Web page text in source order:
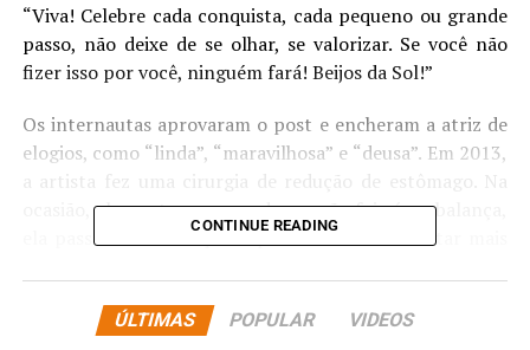
“Viva! Celebre cada conquista, cada pequeno ou grande
passo, não deixe de se olhar, se valorizar. Se você não
fizer isso por você, ninguém fará! Beijos da Sol!”
Os internautas aprovaram o post e encheram a atriz de
elogios, como “linda”, “maravilhosa” e “deusa”. Em 2013,
a artista fez uma cirurgia de redução de estômago. Na
ocasião, ela conta que a mudança não foi só na balança,
ela passou dos 116 quilos para 79. Além de estar mais
CONTINUE READING
ÚLTIMAS POPULAR VIDEOS